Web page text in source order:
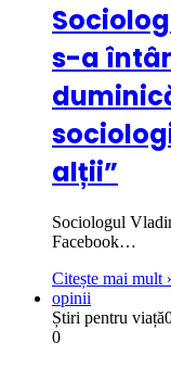
s-a
alții”
Sociologul
Facebook…
Citește mai mult
opinii
Știri pentru viață
0